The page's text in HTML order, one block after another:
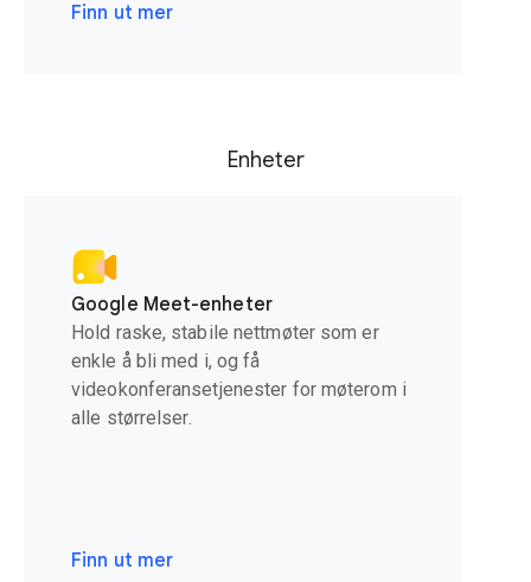
Finn ut mer
Enheter
Google Meet-enheter
Hold raske, stabile nettmøter som er
enkle å bli med i, og få
videokonferansetjenester for møterom i
alle størrelser.
Finn ut mer